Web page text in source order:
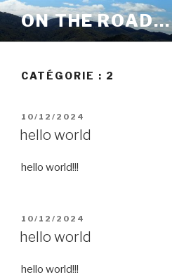
Aller
au
contenu
ON THE ROAD…
CATÉGORIE : 2
PUBLIÉ
LE
10/12/2024
hello world
hello world!!!
PUBLIÉ
LE
10/12/2024
hello world
hello world!!!